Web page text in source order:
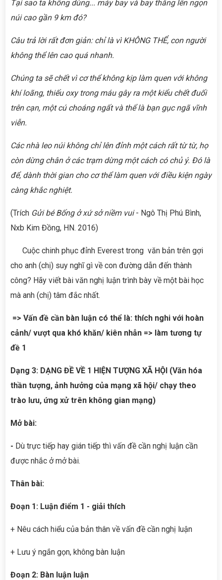
Tại sao ta không dùng... máy bay và bay thẳng lên ngọn
núi cao gần 9 km đó?
Câu trả lời rất đơn giản: chỉ là vì KHÔNG THỂ, con người
không thể lên cao quá nhanh.
Chúng ta sẽ chết vì cơ thể không kịp làm quen với không
khí loãng, thiếu oxy trong máu gây ra một kiểu chết đuối
trên cạn, một cú choáng ngất và thể là bạn gục ngã vĩnh
viễn.
Các nhà leo núi không chỉ lên đỉnh một cách rất từ từ, họ
còn dừng chân ở các trạm dừng một cách có chủ ý. Đó là
để, dành thời gian cho cơ thể làm quen với điều kiện ngày
càng khắc nghiệt.
(Trích Gửi bé Bống ở xứ sở niềm vui- Ngô Thị Phú Bình,
Nxb Kim Đồng, HN. 2016)
Cuộc chinh phục đỉnh Everest trong văn bản trên gợi
cho anh (chị) suy nghĩ gì về con đường dẫn đến thành
công? Hãy viết bài văn nghị luận trình bày về một bài học
mà anh (chị) tâm đắc nhất.
=> Vấn đề cần bàn luận có thể là: thích nghi với hoàn
cảnh/ vượt qua khó khăn/ kiên nhẫn => làm tương tự
đề 1
Dạng 3: DẠNG ĐỀ VỀ 1 HIỆN TƯỢNG XÃ HỘI (Văn hóa
thần tượng, ảnh hưởng của mạng xã hội/ chạy theo
trào lưu, ứng xử trên không gian mạng)
Mở bài:
- Dù trực tiếp hay gián tiếp thì vấn đề cần nghị luận cần
được nhắc ở mở bài.
Thân bài:
Đoạn 1: Luận điểm 1 - giải thích
+ Nêu cách hiểu của bản thân về vấn đề cần nghị luận
+ Lưu ý ngắn gọn, không bàn luận
Đoạn 2: Bàn luận luận